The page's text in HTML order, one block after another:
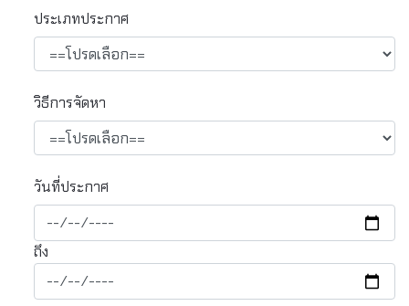
ประเภทประกาศ
วิธีการจัดหา
วันที่ประกาศ
ถึง